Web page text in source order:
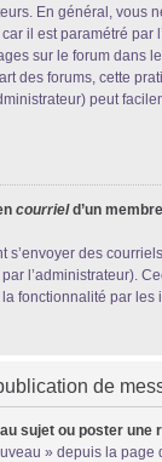
En général, vous
il est paramétré par
sur le forum dans
des forums, cette
peut
courrield’un
s’envoyer des
l’administrateur).
fonctionnalité par les
de
sujet ou poster une
» depuis la page